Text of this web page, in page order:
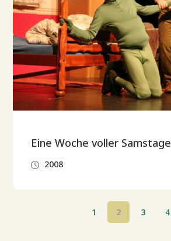
Eine Woche voller Samstage
2008
1 2 3 4